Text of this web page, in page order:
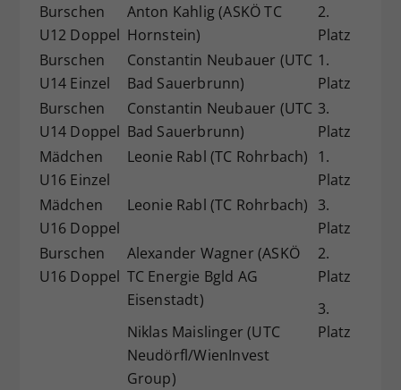
Burschen
U12 Doppel
Anton Kahlig (ASKÖ TC
Hornstein)
2.
Platz
Burschen
U14 Einzel
Constantin Neubauer (UTC
Bad Sauerbrunn)
1.
Platz
Burschen
U14 Doppel
Constantin Neubauer (UTC
Bad Sauerbrunn)
3.
Platz
Mädchen
U16 Einzel
Leonie Rabl (TC Rohrbach)
1.
Platz
Mädchen
U16 Doppel
Leonie Rabl (TC Rohrbach) 3.
Platz
Burschen
U16 Doppel
Alexander Wagner (ASKÖ
TC Energie Bgld AG
Eisenstadt)
Niklas Maislinger (UTC
Neudörfl/WienInvest
Group)
2.
Platz
3.
Platz